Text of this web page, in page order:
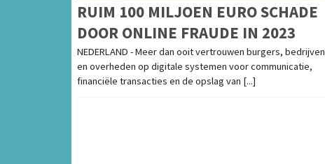
RUIM 100 MILJOEN EURO SCHADE
DOOR ONLINE FRAUDE IN 2023
NEDERLAND - Meer dan ooit vertrouwen burgers, bedrijven
en overheden op digitale systemen voor communicatie,
financiële transacties en de opslag van [...]